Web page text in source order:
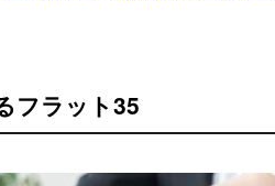
フラット35